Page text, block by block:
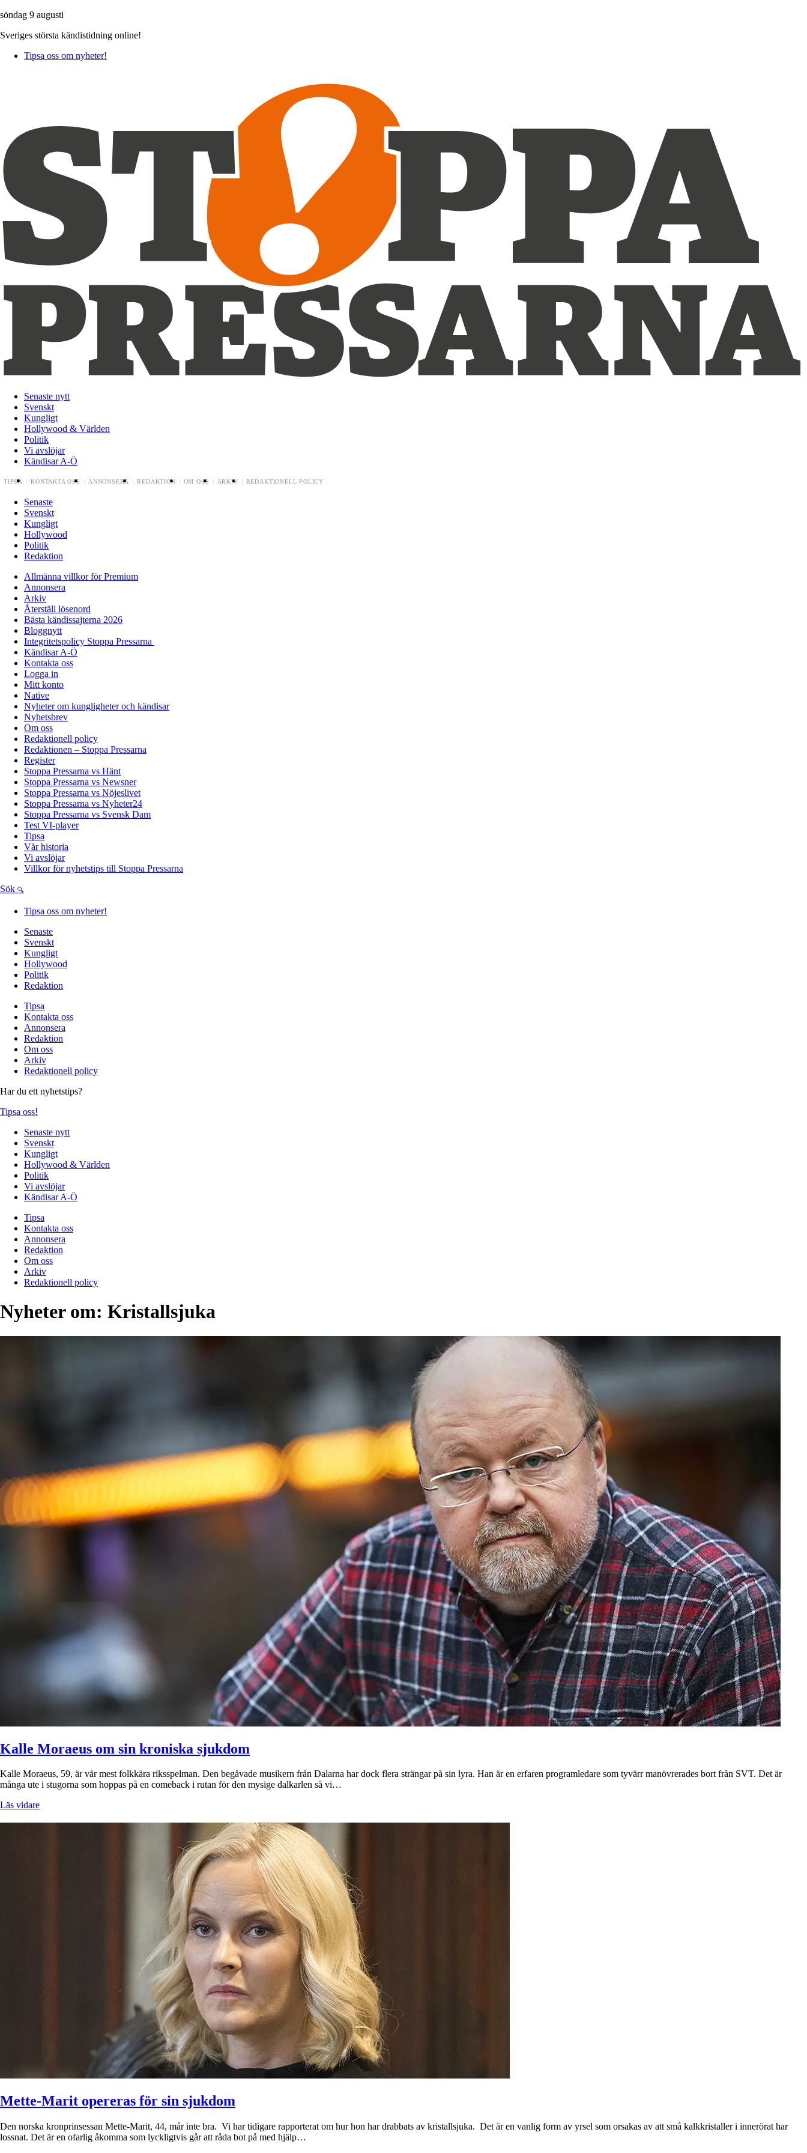
söndag 9 augusti
Sveriges största kändistidning online!
Tipsa oss om nyheter!
Senaste nytt
Svenskt
Kungligt
Hollywood & Världen
Politik
Vi avslöjar
Kändisar A-Ö
TIPSA KONTAKTA OSS ANNONSERA REDAKTION OM OSS ARKIV REDAKTIONELL POLICY
Senaste
Svenskt
Kungligt
Hollywood
Politik
Redaktion
Allmänna villkor för Premium
Annonsera
Arkiv
Återställ lösenord
Bästa kändissajterna 2026
Bloggnytt
Integritetspolicy Stoppa Pressarna
Kändisar A-Ö
Kontakta oss
Logga in
Mitt konto
Native
Nyheter om kungligheter och kändisar
Nyhetsbrev
Om oss
Redaktionell policy
Redaktionen – Stoppa Pressarna
Register
Stoppa Pressarna vs Hänt
Stoppa Pressarna vs Newsner
Stoppa Pressarna vs Nöjeslivet
Stoppa Pressarna vs Nyheter24
Stoppa Pressarna vs Svensk Dam
Test VI-player
Tipsa
Vår historia
Vi avslöjar
Villkor för nyhetstips till Stoppa Pressarna
Sök
Tipsa oss om nyheter!
Senaste
Svenskt
Kungligt
Hollywood
Politik
Redaktion
Tipsa
Kontakta oss
Annonsera
Redaktion
Om oss
Arkiv
Redaktionell policy
Har du ett nyhetstips?
Tipsa oss!
Senaste nytt
Svenskt
Kungligt
Hollywood & Världen
Politik
Vi avslöjar
Kändisar A-Ö
Tipsa
Kontakta oss
Annonsera
Redaktion
Om oss
Arkiv
Redaktionell policy
Nyheter om: Kristallsjuka
Kalle Moraeus om sin kroniska sjukdom
Kalle Moraeus, 59, är vår mest folkkära riksspelman. Den begåvade musikern från Dalarna har dock flera strängar på sin lyra. Han är en erfaren programledare som tyvärr manövrerades bort från SVT. Det är
många ute i stugorna som hoppas på en comeback i rutan för den mysige dalkarlen så vi…
Läs vidare
Mette-Marit opereras för sin sjukdom
Den norska kronprinsessan Mette-Marit, 44, mår inte bra. Vi har tidigare rapporterat om hur hon har drabbats av kristallsjuka. Det är en vanlig form av yrsel som orsakas av att små kalkkristaller i innerörat har
lossnat. Det är en ofarlig åkomma som lyckligtvis går att råda bot på med hjälp…